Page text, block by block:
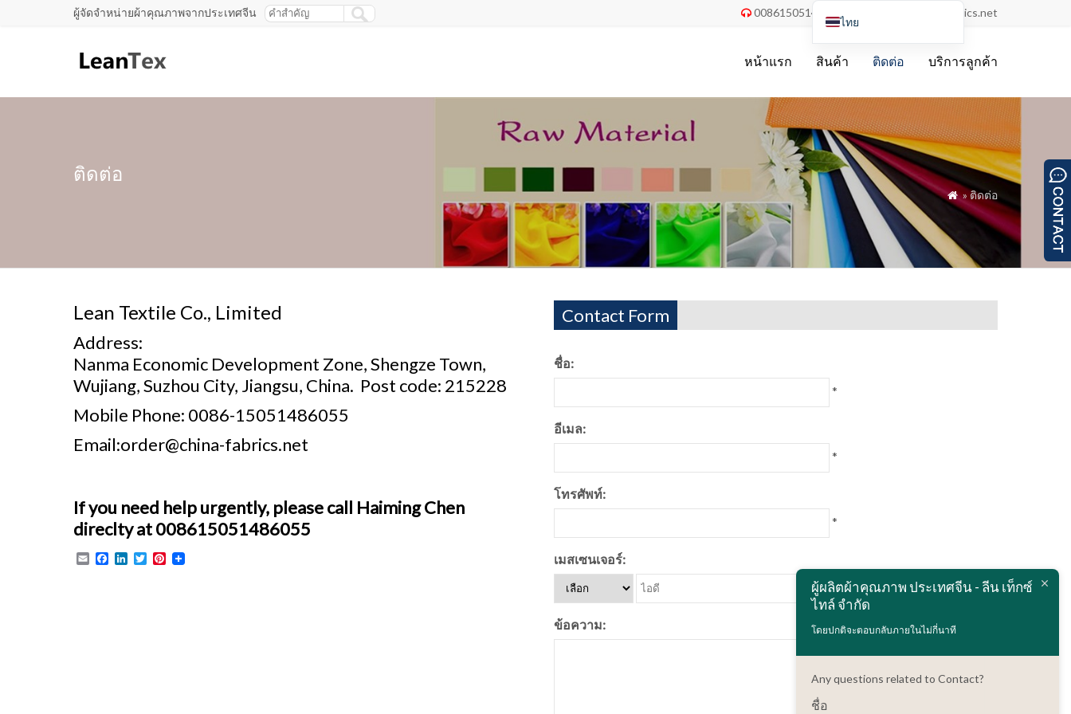
ผู้จัดจำหน่ายผ้าคุณภาพจากประเทศจีน  008615051486055 order@china-fabrics.net
หน้าแรก สินค้า ติดต่อ บริการลูกค้า
ติดต่อ
 » ติดต่อ
Lean Textile Co., Limited
Address:
Nanma Economic Development Zone, Shengze Town,
Wujiang, Suzhou City, Jiangsu, China. Post code: 215228
Mobile Phone: 0086-15051486055
Email:order@china-fabrics.net
If you need help urgently, please call Haiming Chen
direclty at 008615051486055
EmailFacebook
LinkedIn
TwitterPinterest
Contact Form
ชื่อ:
*
อีเมล:
*
โทรศัพท์:
*
เมสเซนเจอร์:
*
ข้อความ:
ผู้ผลิตผ้าคุณภาพ ประเทศจีน - ลีน เท็กซ์
ไทล์ จำกัด
โดยปกติจะตอบกลับภายในไม่กี่นาที
Any questions related to Contact?
ชื่อ
ไทย
Deutsch
Français
Italiano
Español
Português do Brasil
Русский
Türkçe